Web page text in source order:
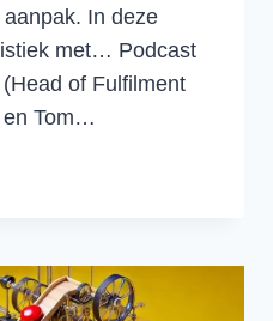
In deze
met… Podcast
of Fulfilment
en Tom…